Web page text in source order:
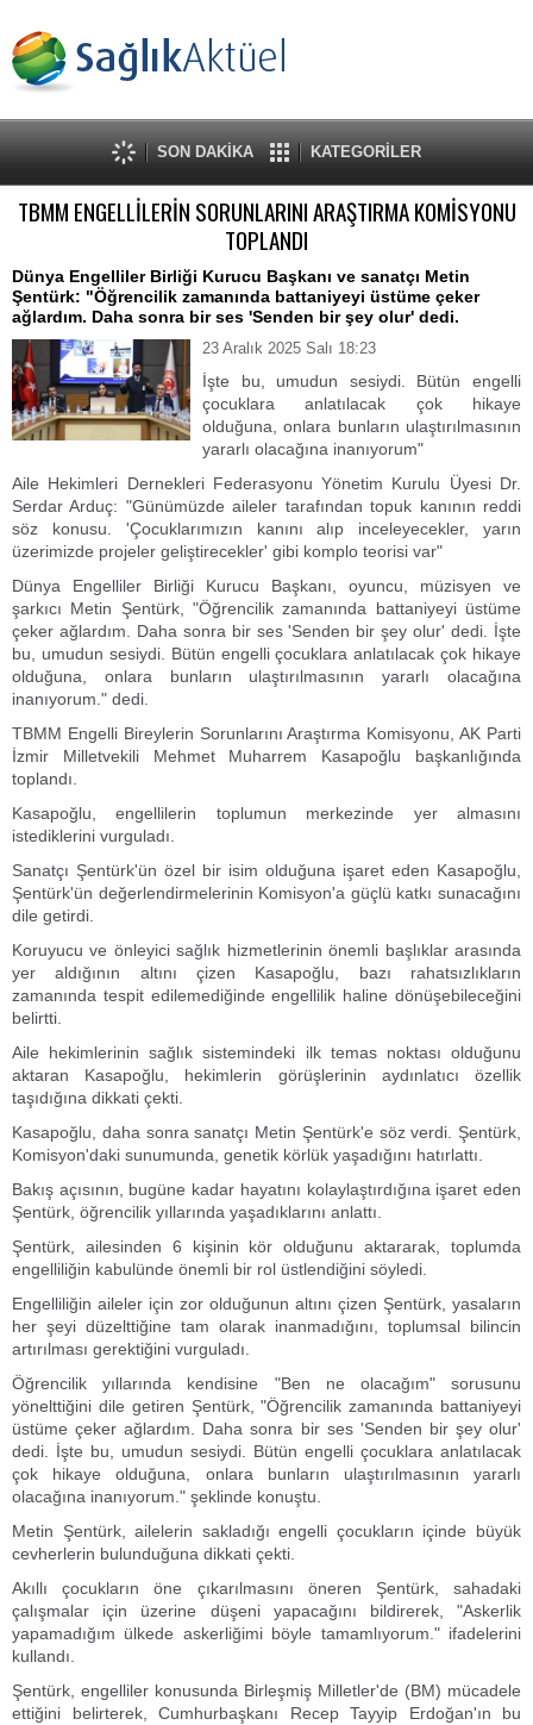
SON DAKİKA KATEGORİLER
TBMM ENGELLİLERİN SORUNLARINI ARAŞTIRMA KOMİSYONU
TOPLANDI
Dünya Engelliler Birliği Kurucu Başkanı ve sanatçı Metin
Şentürk: "Öğrencilik zamanında battaniyeyi üstüme çeker
ağlardım. Daha sonra bir ses 'Senden bir şey olur' dedi.
23 Aralık 2025 Salı 18:23
İşte bu, umudun sesiydi. Bütün engelli
çocuklara anlatılacak çok hikaye
olduğuna, onlara bunların ulaştırılmasının
yararlı olacağına inanıyorum"
Aile Hekimleri Dernekleri Federasyonu Yönetim Kurulu Üyesi Dr.
Serdar Arduç: "Günümüzde aileler tarafından topuk kanının reddi
söz konusu. 'Çocuklarımızın kanını alıp inceleyecekler, yarın
üzerimizde projeler geliştirecekler' gibi komplo teorisi var"
Dünya Engelliler Birliği Kurucu Başkanı, oyuncu, müzisyen ve
şarkıcı Metin Şentürk, "Öğrencilik zamanında battaniyeyi üstüme
çeker ağlardım. Daha sonra bir ses 'Senden bir şey olur' dedi. İşte
bu, umudun sesiydi. Bütün engelli çocuklara anlatılacak çok hikaye
olduğuna, onlara bunların ulaştırılmasının yararlı olacağına
inanıyorum." dedi.
TBMM Engelli Bireylerin Sorunlarını Araştırma Komisyonu, AK Parti
İzmir Milletvekili Mehmet Muharrem Kasapoğlu başkanlığında
toplandı.
Kasapoğlu, engellilerin toplumun merkezinde yer almasını
istediklerini vurguladı.
Sanatçı Şentürk'ün özel bir isim olduğuna işaret eden Kasapoğlu,
Şentürk'ün değerlendirmelerinin Komisyon'a güçlü katkı sunacağını
dile getirdi.
Koruyucu ve önleyici sağlık hizmetlerinin önemli başlıklar arasında
yer aldığının altını çizen Kasapoğlu, bazı rahatsızlıkların
zamanında tespit edilemediğinde engellilik haline dönüşebileceğini
belirtti.
Aile hekimlerinin sağlık sistemindeki ilk temas noktası olduğunu
aktaran Kasapoğlu, hekimlerin görüşlerinin aydınlatıcı özellik
taşıdığına dikkati çekti.
Kasapoğlu, daha sonra sanatçı Metin Şentürk'e söz verdi. Şentürk,
Komisyon'daki sunumunda, genetik körlük yaşadığını hatırlattı.
Bakış açısının, bugüne kadar hayatını kolaylaştırdığına işaret eden
Şentürk, öğrencilik yıllarında yaşadıklarını anlattı.
Şentürk, ailesinden 6 kişinin kör olduğunu aktararak, toplumda
engelliliğin kabulünde önemli bir rol üstlendiğini söyledi.
Engelliliğin aileler için zor olduğunun altını çizen Şentürk, yasaların
her şeyi düzelttiğine tam olarak inanmadığını, toplumsal bilincin
artırılması gerektiğini vurguladı.
Öğrencilik yıllarında kendisine "Ben ne olacağım" sorusunu
yönelttiğini dile getiren Şentürk, "Öğrencilik zamanında battaniyeyi
üstüme çeker ağlardım. Daha sonra bir ses 'Senden bir şey olur'
dedi. İşte bu, umudun sesiydi. Bütün engelli çocuklara anlatılacak
çok hikaye olduğuna, onlara bunların ulaştırılmasının yararlı
olacağına inanıyorum." şeklinde konuştu.
Metin Şentürk, ailelerin sakladığı engelli çocukların içinde büyük
cevherlerin bulunduğuna dikkati çekti.
Akıllı çocukların öne çıkarılmasını öneren Şentürk, sahadaki
çalışmalar için üzerine düşeni yapacağını bildirerek, "Askerlik
yapamadığım ülkede askerliğimi böyle tamamlıyorum." ifadelerini
kullandı.
Şentürk, engelliler konusunda Birleşmiş Milletler'de (BM) mücadele
ettiğini belirterek, Cumhurbaşkanı Recep Tayyip Erdoğan'ın bu